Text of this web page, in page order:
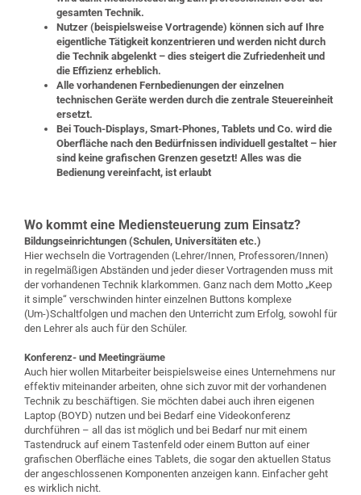
gesamten Technik.
Nutzer (beispielsweise Vortragende) können sich auf Ihre
eigentliche Tätigkeit konzentrieren und werden nicht durch
die Technik abgelenkt – dies steigert die Zufriedenheit und
die Effizienz erheblich.
Alle vorhandenen Fernbedienungen der einzelnen
technischen Geräte werden durch die zentrale Steuereinheit
ersetzt.
Bei Touch-Displays, Smart-Phones, Tablets und Co. wird die
Oberfläche nach den Bedürfnissen individuell gestaltet – hier
sind keine grafischen Grenzen gesetzt! Alles was die
Bedienung vereinfacht, ist erlaubt
Wo kommt eine Mediensteuerung zum Einsatz?
Bildungseinrichtungen (Schulen, Universitäten etc.)
Hier wechseln die Vortragenden (Lehrer/Innen, Professoren/Innen)
in regelmäßigen Abständen und jeder dieser Vortragenden muss mit
der vorhandenen Technik klarkommen. Ganz nach dem Motto „Keep
it simple“ verschwinden hinter einzelnen Buttons komplexe
(Um-)Schaltfolgen und machen den Unterricht zum Erfolg, sowohl für
den Lehrer als auch für den Schüler.
Konferenz- und Meetingräume
Auch hier wollen Mitarbeiter beispielsweise eines Unternehmens nur
effektiv miteinander arbeiten, ohne sich zuvor mit der vorhandenen
Technik zu beschäftigen. Sie möchten dabei auch ihren eigenen
Laptop (BOYD) nutzen und bei Bedarf eine Videokonferenz
durchführen – all das ist möglich und bei Bedarf nur mit einem
Tastendruck auf einem Tastenfeld oder einem Button auf einer
grafischen Oberfläche eines Tablets, die sogar den aktuellen Status
der angeschlossenen Komponenten anzeigen kann. Einfacher geht
es wirklich nicht.